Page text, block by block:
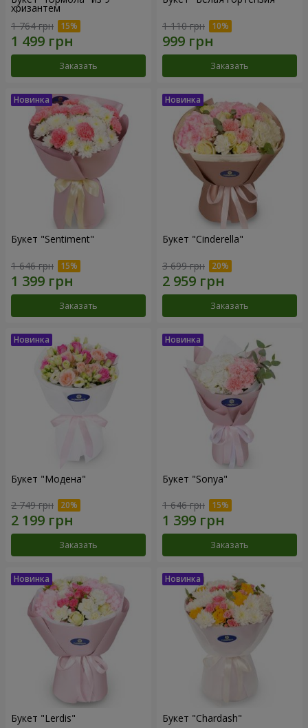
хризантем
1 764 грн
Заказать
1 110 грн
Заказать
Букет "Sentiment"
1 646 грн
Заказать
Букет "Cinderella"
3 699 грн
Заказать
Букет "Модена"
2 749 грн
Заказать
Букет "Sonya"
1 646 грн
Заказать
Букет "Lerdis" Букет "Chardash"